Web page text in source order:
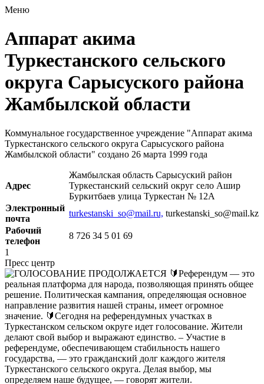
Меню
Аппарат акима
Туркестанского сельского
округа Сарысуского района
Жамбылской области
Коммунальное государственное учреждение "Аппарат акима
Туркестанского сельского округа Сарысуского района
Жамбылской области" создано 26 марта 1999 года
Адрес
Жамбылская область Сарысуский район
Туркестанский сельский округ село Ашир
Буркитбаев улица Туркестан № 12А
Электронный
почта
turkestanski_so@mail.ru, turkestanski_so@mail.kz
Рабочий
телефон
8 726 34 5 01 69
1
Пресс центр